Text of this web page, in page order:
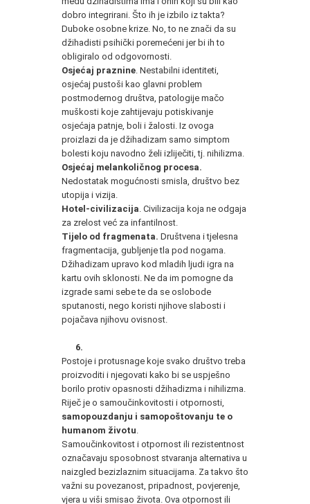
dobro integrirani. Što ih je izbilo iz takta?
Duboke osobne krize. No, to ne znači da su
džihadisti psihički poremećeni jer bi ih to
obligiralo od odgovornosti.
Osjećaj praznine . Nestabilni identiteti,
osjećaj pustoši kao glavni problem
postmodernog društva, patologije mačo
muškosti koje zahtijevaju potiskivanje
osjećaja patnje, boli i žalosti. Iz ovoga
proizlazi da je džihadizam samo simptom
bolesti koju navodno želi izliječiti, tj. nihilizma.
Osjećaj melankoličnog procesa.
Nedostatak mogućnosti smisla, društvo bez
utopija i vizija.
Hotel-civilizacija . Civilizacija koja ne odgaja
za zrelost već za infantilnost.
Tijelo od fragmenata. Društvena i tjelesna
fragmentacija, gubljenje tla pod nogama.
Džihadizam upravo kod mladih ljudi igra na
kartu ovih sklonosti. Ne da im pomogne da
izgrade sami sebe te da se oslobode
sputanosti, nego koristi njihove slabosti i
pojačava njihovu ovisnost.
6.
Postoje i protusnage koje svako društvo treba
proizvoditi i njegovati kako bi se uspješno
borilo protiv opasnosti džihadizma i nihilizma.
Riječ je o samoučinkovitosti i otpornosti,
samopouzdanju i samopoštovanju te o
humanom životu
Samoučinkovitost i otpornost ili rezistentnost
označavaju sposobnost stvaranja alternativa u
naizgled bezizlaznim situacijama. Za takvo što
važni su povezanost, pripadnost, povjerenje,
vjera u viši smisao života. Ova otpornost ili